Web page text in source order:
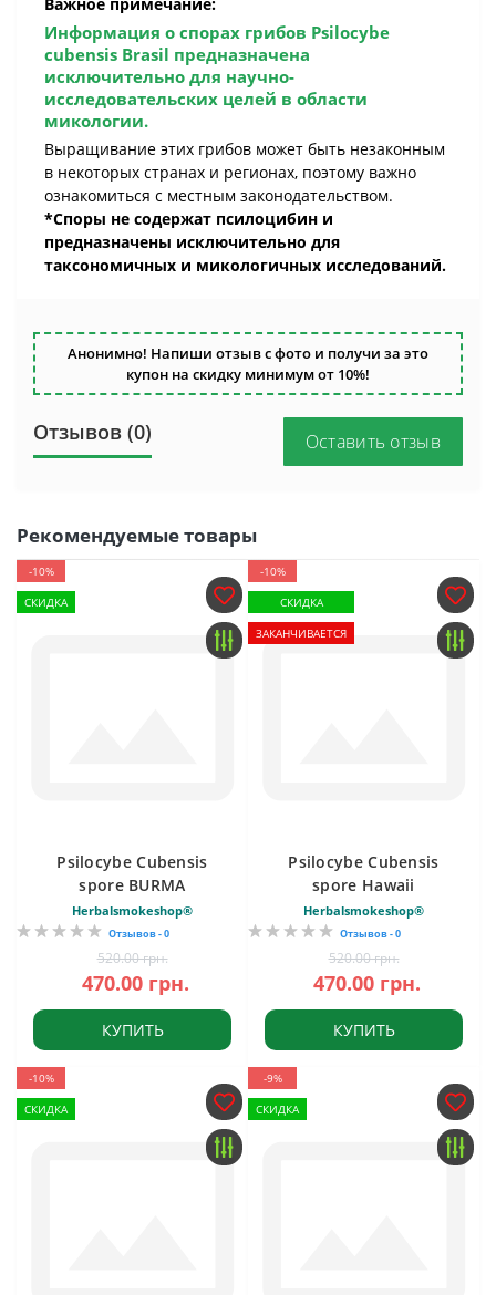
Информация о спорах грибов Psilocybe
cubensis Brasil предназначена
исключительно для научно-
исследовательских целей в области
микологии.
Выращивание этих грибов может быть незаконным
в некоторых странах и регионах, поэтому важно
ознакомиться с местным законодательством.
*Споры не содержат псилоцибин и
предназначены исключительно для
таксономичных и микологичных исследований.
Анонимно! Напиши отзыв с фото и получи за это
купон на скидку минимум от 10%!
Отзывов (0) Оставить отзыв
Рекомендуемые товары
-10%
СКИДКА
Psilocybe Cubensis
spore BURMA
Herbalsmokeshop®
Отзывов - 0
520.00 грн.
470.00 грн.
КУПИТЬ
-10%
СКИДКА
ЗАКАНЧИВАЕТСЯ
Psilocybe Cubensis
spore Hawaii
Herbalsmokeshop®
Отзывов - 0
520.00 грн.
470.00 грн.
КУПИТЬ
-10%
СКИДКА
-9%
СКИДКА